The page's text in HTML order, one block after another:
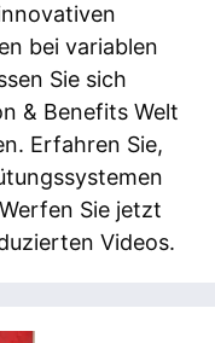
bei variablen
Sie sich
& Benefits Welt
Erfahren Sie,
Sie jetzt
Videos.